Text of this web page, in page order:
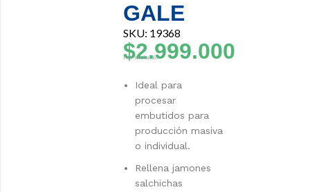
GALE
SKU: 19368
$2.999.000
IVA Incluido
Ideal para
procesar
embutidos para
producción masiva
o individual.
Rellena jamones
salchichas